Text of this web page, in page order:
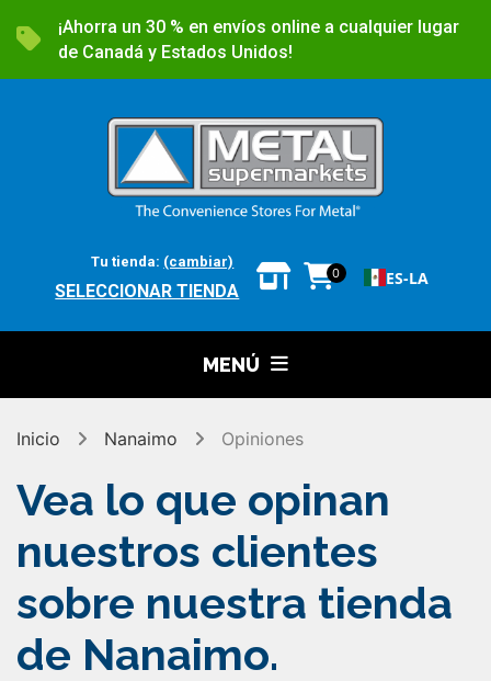
¡Ahorra un 30 % en envíos online a cualquier lugar
de Canadá y Estados Unidos!
Tu tienda: (cambiar)
SELECCIONAR TIENDA
0 ES-LA
MENÚ
Inicio Nanaimo Opiniones
Vea lo que opinan
nuestros clientes
sobre nuestra tienda
de Nanaimo.